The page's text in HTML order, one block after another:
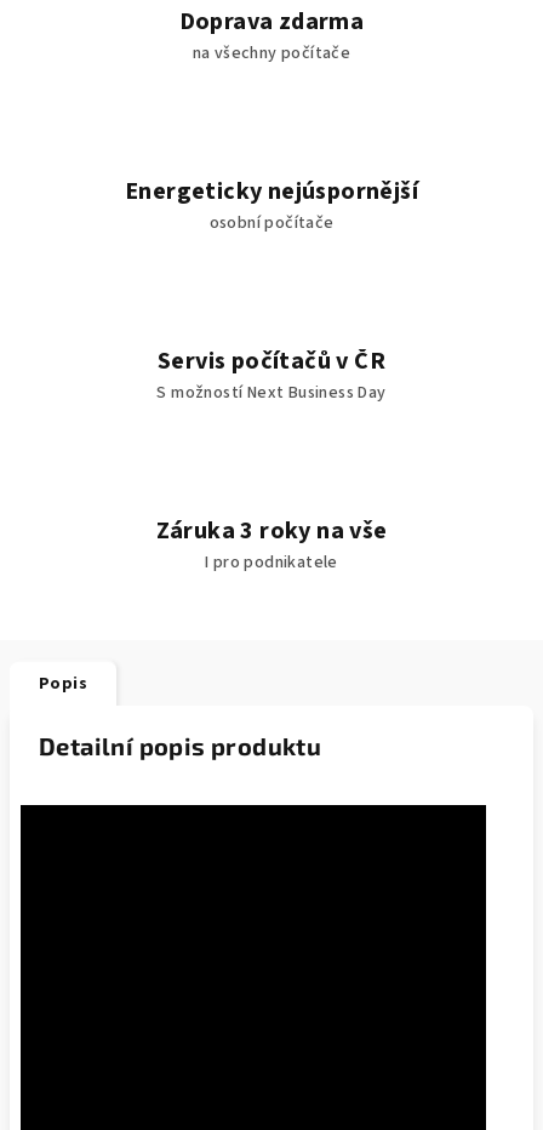
Doprava zdarma
na všechny počítače
Energeticky nejúspornější
osobní počítače
Servis počítačů v ČR
S možností Next Business Day
Záruka 3 roky na vše
I pro podnikatele
Popis
Detailní popis produktu